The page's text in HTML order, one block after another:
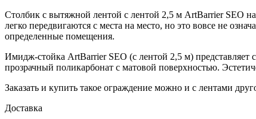
Столбик с вытяжной лентой с лентой 2,5 м ArtBarrier SEO
легко передвигаются с места на место, но это вовсе не
определенные помещения.
Имидж-стойка ArtBarrier SEO (с лентой 2,5 м) представляет
прозрачный поликарбонат с матовой поверхностью.
Заказать и купить такое ограждение можно и с лентами
Доставка